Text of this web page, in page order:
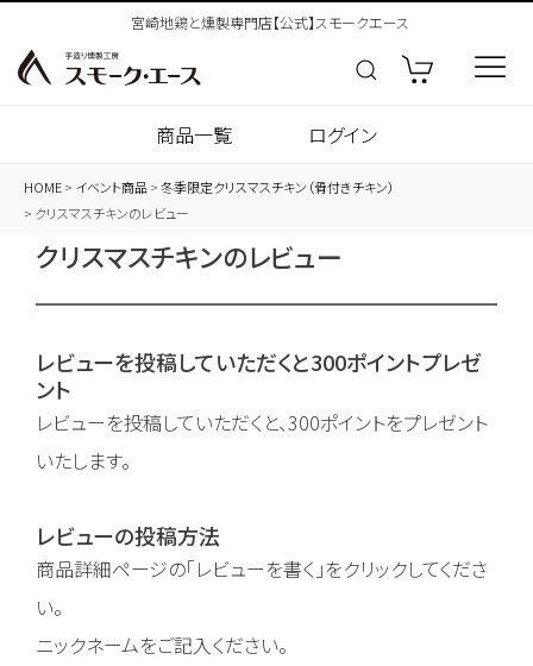
宮崎地鶏と燻製専門店【公式】スモークエース
商品一覧 ログイン
HOME イベント商品
冬季限定クリスマスチキン（骨付きチキン）
クリスマスチキンのレビュー
クリスマスチキンのレビュー
レビューを投稿していただくと300ポイントプレゼ
ント
レビューを投稿していただくと、300ポイントをプレゼント
いたします。
レビューの投稿方法
商品詳細ページの「レビューを書く」をクリックしてくださ
い。
ニックネームをご記入ください。